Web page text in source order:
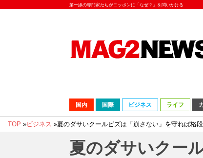
第一線の専門家たちがニッポンに「なぜ？」を問いかける
国内 国際 ビジネス ライフ
TOP »ビジネス »夏のダサいクールビズは「崩さない」を守れば格
夏のダサいクー